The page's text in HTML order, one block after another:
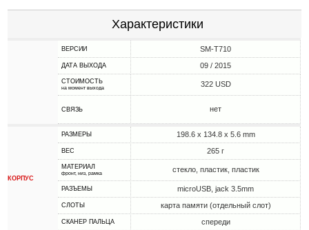
Характеристики
ВЕРСИИ SM-T710
ДАТА ВЫХОДА 09 / 2015
СТОИМОСТЬ
на момент выхода 322 USD
СВЯЗЬ нет
КОРПУС
РАЗМЕРЫ 198.6 x 134.8 x 5.6 mm
ВЕС 265 г
МАТЕРИАЛ
фронт, низ, рамка стекло, пластик, пластик
РАЗЪЕМЫ microUSB, jack 3.5mm
СЛОТЫ карта памяти (отдельный слот)
СКАНЕР ПАЛЬЦА спереди